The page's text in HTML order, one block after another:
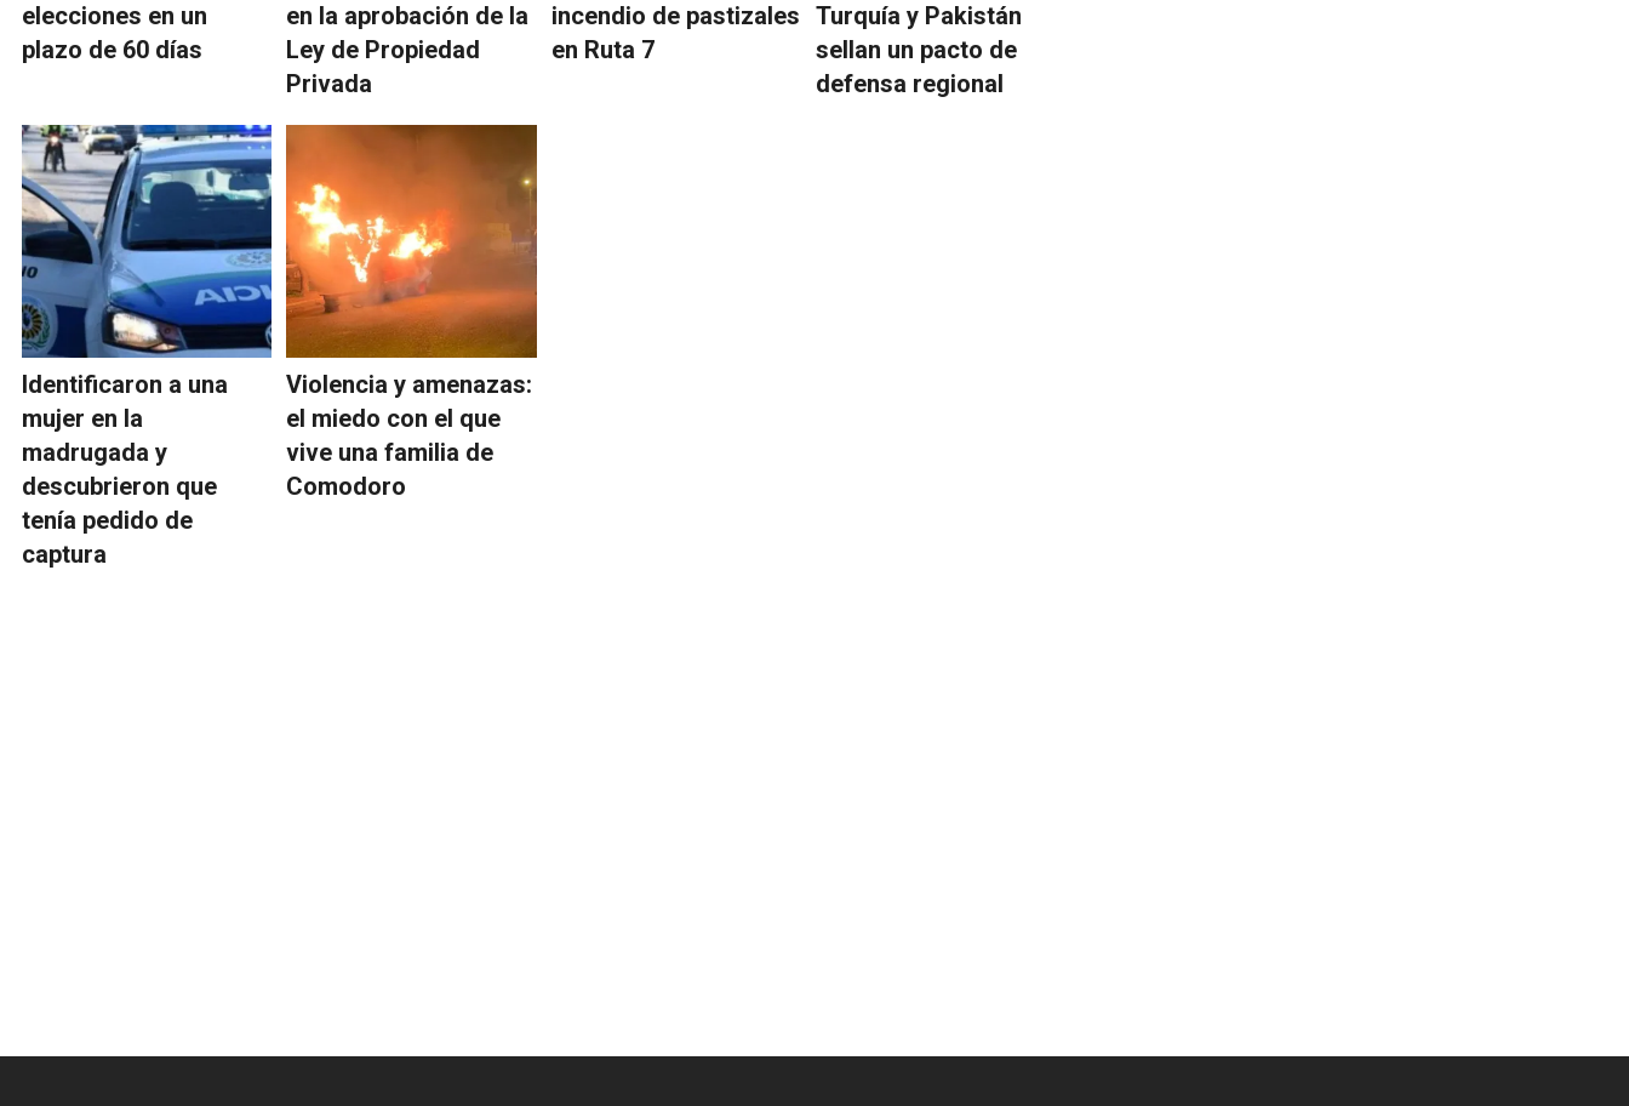
elecciones en un
plazo de 60 días
en la aprobación de la
Ley de Propiedad
Privada
incendio de pastizales
en Ruta 7
Turquía y Pakistán
sellan un pacto de
defensa regional
Identificaron a una
mujer en la
madrugada y
descubrieron que
tenía pedido de
captura
Violencia y amenazas:
el miedo con el que
vive una familia de
Comodoro